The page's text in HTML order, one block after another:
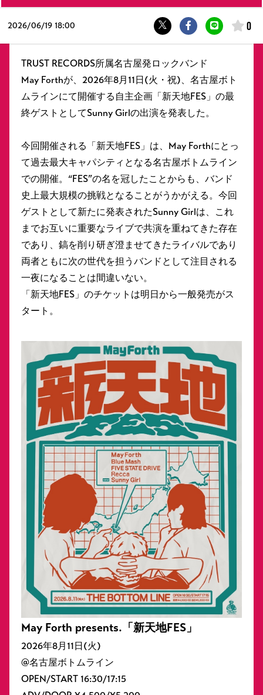
2026/06/19 18:00 0
TRUST RECORDS所属名古屋発ロックバンド
May Forthが、2026年8月11日(火・祝)、名古屋ボト
ムラインにて開催する自主企画「新天地FES」の最
終ゲストとしてSunny Girlの出演を発表した。
今回開催される「新天地FES」は、May Forthにとっ
て過去最大キャパシティとなる名古屋ボトムライン
での開催。“FES”の名を冠したことからも、バンド
史上最大規模の挑戦となることがうかがえる。今回
ゲストとして新たに発表されたSunny Girlは、これ
までお互いに重要なライブで共演を重ねてきた存在
であり、鎬を削り研ぎ澄ませてきたライバルであり
両者ともに次の世代を担うバンドとして注目される
一夜になることは間違いない。
「新天地FES」のチケットは明日から一般発売がス
タート。
May Forth presents.「新天地FES」
2026年8月11日(火)
@名古屋ボトムライン
OPEN/START 16:30/17:15